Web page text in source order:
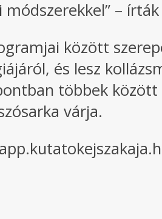
–
között
és lesz
többek
várja.